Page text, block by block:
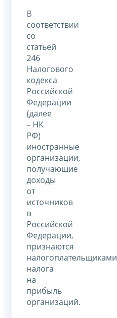
В
соответствии
со
статьей
246
Налогового
кодекса
Российской
Федерации
(далее
– НК
РФ)
иностранные
организации,
получающие
доходы
от
источников
в
Российской
Федерации,
признаются
налогоплательщиками
налога
на
прибыль
организаций.